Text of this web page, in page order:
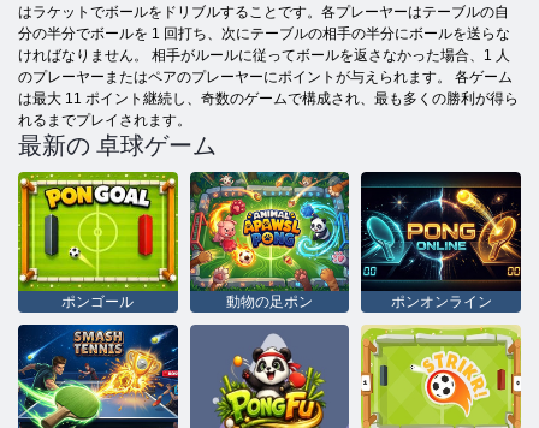
はラケットでボールをドリブルすることです。各プレーヤーはテーブルの自
分の半分でボールを 1 回打ち、次にテーブルの相手の半分にボールを送らな
ければなりません。 相手がルールに従ってボールを返さなかった場合、1 人
のプレーヤーまたはペアのプレーヤーにポイントが与えられます。 各ゲーム
は最大 11 ポイント継続し、奇数のゲームで構成され、最も多くの勝利が得ら
れるまでプレイされます。
最新の 卓球ゲーム
ポンゴール 動物の足ポン ポンオンライン